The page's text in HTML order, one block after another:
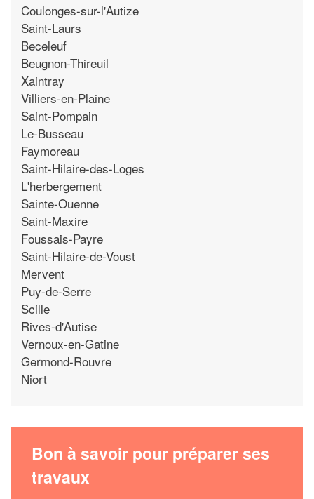
Coulonges-sur-l'Autize
Saint-Laurs
Beceleuf
Beugnon-Thireuil
Xaintray
Villiers-en-Plaine
Saint-Pompain
Le-Busseau
Faymoreau
Saint-Hilaire-des-Loges
L'herbergement
Sainte-Ouenne
Saint-Maxire
Foussais-Payre
Saint-Hilaire-de-Voust
Mervent
Puy-de-Serre
Scille
Rives-d'Autise
Vernoux-en-Gatine
Germond-Rouvre
Niort
Bon à savoir pour préparer ses
travaux